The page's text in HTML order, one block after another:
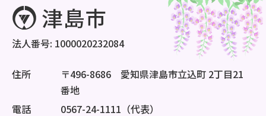
法人番号: 1000020232084
住所
〒496-8686 愛知県津島市立込町 2丁目21
番地
電話
0567-24-1111（代表）